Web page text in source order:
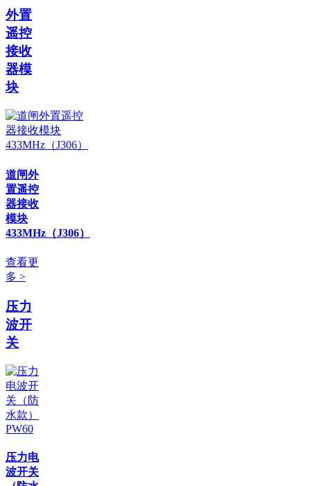
外置
遥控
接收
器模
块
道闸外
置遥控
器接收
模块
433MHz（J306）
查看更
多 >
压力
波开
关
压力电
波开关